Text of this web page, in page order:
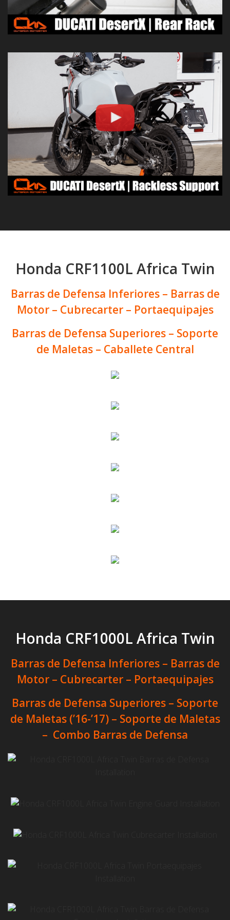
Honda CRF1100L Africa Twin
Barras de Defensa Inferiores – Barras de
Motor – Cubrecarter – Portaequipajes
Barras de Defensa Superiores – Soporte
de Maletas – Caballete Central
Honda CRF1000L Africa Twin
Barras de Defensa Inferiores – Barras de
Motor – Cubrecarter – Portaequipajes
Barras de Defensa Superiores – Soporte
de Maletas (’16-’17) – Soporte de Maletas
– Combo Barras de Defensa